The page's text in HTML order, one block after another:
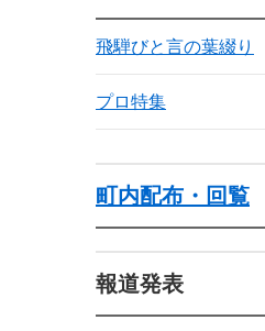
飛騨びと言の葉綴り
プロ特集
町内配布・回覧
報道発表